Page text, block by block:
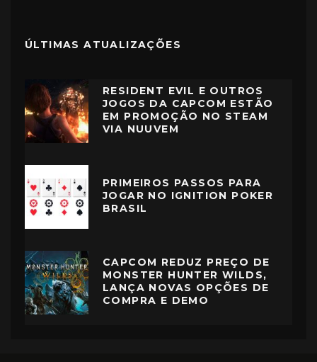
ÚLTIMAS ATUALIZAÇÕES
RESIDENT EVIL E OUTROS
JOGOS DA CAPCOM ESTÃO
EM PROMOÇÃO NO STEAM
VIA NUUVEM
PRIMEIROS PASSOS PARA
JOGAR NO IGNITION POKER
BRASIL
CAPCOM REDUZ PREÇO DE
MONSTER HUNTER WILDS,
LANÇA NOVAS OPÇÕES DE
COMPRA E DEMO